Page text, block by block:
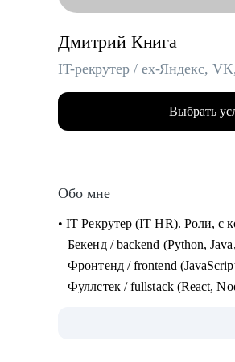
Дмитрий Книга
IT-рекрутер / ex-Яндекс,
Выбрать
Обо мне
• IT Рекрутер (IT HR). Роли, с
– Бекенд / backend (Python,
– Фронтенд / frontend
– Фуллстек / fullstack (React,
– QA / Тестирование (Manual